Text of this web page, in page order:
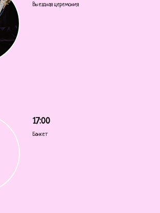
Выездная церемония
17:00
Банкет